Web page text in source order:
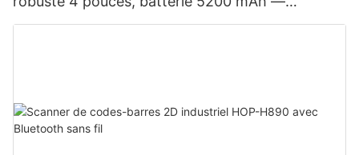
Bluetooth, double mode étiquettes et reçus, tête